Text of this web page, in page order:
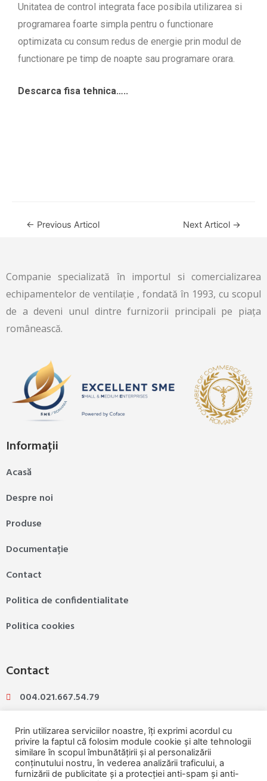
Unitatea de control integrata face posibila utilizarea si
programarea foarte simpla pentru o functionare
optimizata cu consum redus de energie prin modul de
functionare pe timp de noapte sau programare orara.
Descarca fisa tehnica…..
← Previous Articol Next Articol →
Companie specializată în importul si comercializarea
echipamentelor de ventilație , fondată în 1993, cu scopul
de a deveni unul dintre furnizorii principali pe piața
românească.
Informații
Acasă
Despre noi
Produse
Documentație
Contact
Politica de confidentialitate
Politica cookies
Contact
004.021.667.54.79
004.031.425.07.89
ioannina@ioannina.ro
Prin utilizarea serviciilor noastre, îți exprimi acordul cu
privire la faptul că folosim module cookie și alte tehnologii
similare în scopul îmbunătățirii și al personalizării
conținutului nostru, în vederea analizării traficului, a
furnizării de publicitate și a protecției anti-spam și anti-